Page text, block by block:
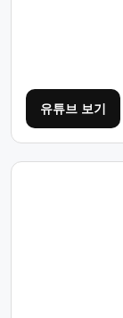
유튜브 보기